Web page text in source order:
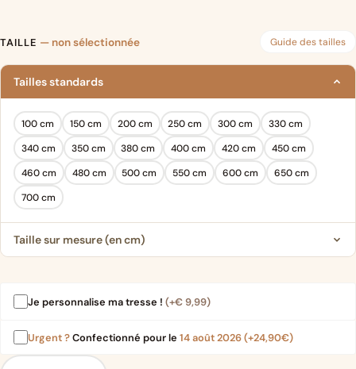
€ 199,99
TAILLE — non sélectionnée Guide des tailles
Tailles standards
100 cm 150 cm 200 cm 250 cm 300 cm
330 cm
340 cm
350 cm 380 cm 400 cm 420 cm
450 cm
460 cm
480 cm 500 cm 550 cm 600 cm
650 cm
700 cm
Taille sur mesure (en cm)
Je personnalise ma tresse ! (+€9,99)
Urgent ? Confectionné pour le 14 août 2026 (+24,90€)